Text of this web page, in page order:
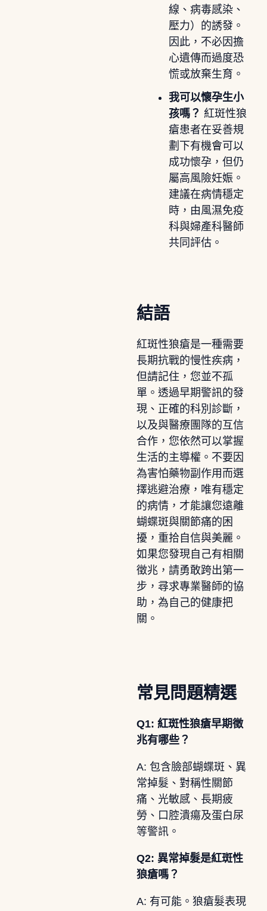
線、病毒感染、
壓力）的誘發。
因此，不必因擔
心遺傳而過度恐
慌或放棄生育。
我可以懷孕生小
孩嗎？ 紅斑性狼
瘡患者在妥善規
劃下有機會可以
成功懷孕，但仍
屬高風險妊娠。
建議在病情穩定
時，由風濕免疫
科與婦產科醫師
共同評估。
結語
紅斑性狼瘡是一種需要
長期抗戰的慢性疾病，
但請記住，您並不孤
單。透過早期警訊的發
現、正確的科別診斷，
以及與醫療團隊的互信
合作，您依然可以掌握
生活的主導權。不要因
為害怕藥物副作用而選
擇逃避治療，唯有穩定
的病情，才能讓您遠離
蝴蝶斑與關節痛的困
擾，重拾自信與美麗。
如果您發現自己有相關
徵兆，請勇敢跨出第一
步，尋求專業醫師的協
助，為自己的健康把
關。
常見問題精選
Q1: 紅斑性狼瘡早期徵
兆有哪些？
A: 包含臉部蝴蝶斑、異
常掉髮、對稱性關節
痛、光敏感、長期疲
勞、口腔潰瘍及蛋白尿
等警訊。
Q2: 異常掉髮是紅斑性
狼瘡嗎？
A: 有可能。狼瘡髮表現